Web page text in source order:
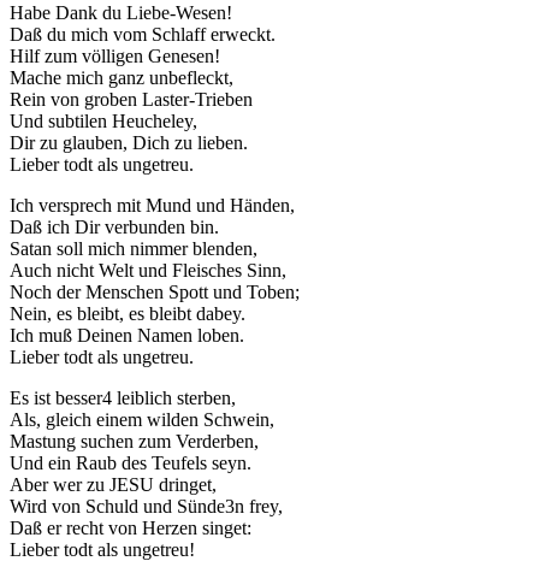
Habe Dank du Liebe-Wesen!
Daß du mich vom Schlaff erweckt.
Hilf zum völligen Genesen!
Mache mich ganz unbefleckt,
Rein von groben Laster-Trieben
Und subtilen Heucheley,
Dir zu glauben, Dich zu lieben.
Lieber todt als ungetreu.
Ich versprech mit Mund und Händen,
Daß ich Dir verbunden bin.
Satan soll mich nimmer blenden,
Auch nicht Welt und Fleisches Sinn,
Noch der Menschen Spott und Toben;
Nein, es bleibt, es bleibt dabey.
Ich muß Deinen Namen loben.
Lieber todt als ungetreu.
Es ist besser4 leiblich sterben,
Als, gleich einem wilden Schwein,
Mastung suchen zum Verderben,
Und ein Raub des Teufels seyn.
Aber wer zu JESU dringet,
Wird von Schuld und Sünde3n frey,
Daß er recht von Herzen singet:
Lieber todt als ungetreu!